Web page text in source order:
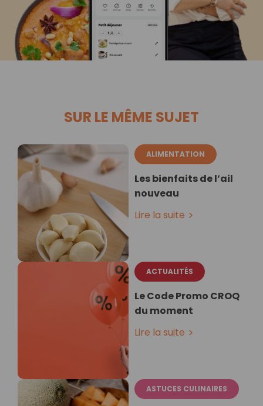
SUR LE MÊME SUJET
ALIMENTATION
Les bienfaits de l’ail
nouveau
Lire la suite
ACTUALITÉS
Le Code Promo CROQ
du moment
Lire la suite
ASTUCES CULINAIRES